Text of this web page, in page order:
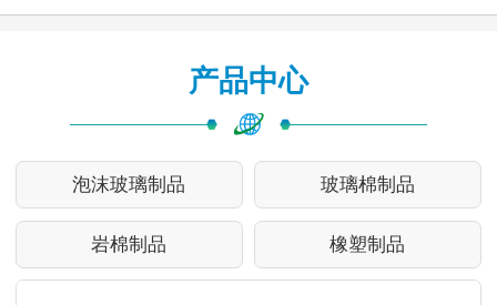
产品中心
泡沫玻璃制品 玻璃棉制品
岩棉制品 橡塑制品